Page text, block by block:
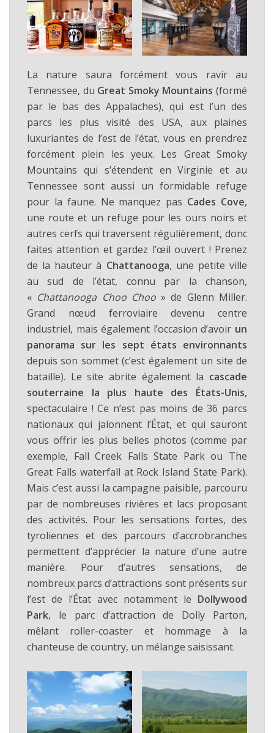
La nature saura forcément vous ravir au
Tennessee, du Great Smoky Mountains(formé
par le bas des Appalaches), qui est l’un des
parcs les plus visité des USA, aux plaines
luxuriantes de l’est de l’état, vous en prendrez
forcément plein les yeux. Les Great Smoky
Mountains qui s’étendent en Virginie et au
Tennessee sont aussi un formidable refuge
pour la faune. Ne manquez pas Cades Cove,
une route et un refuge pour les ours noirs et
autres cerfs qui traversent régulièrement, donc
faites attention et gardez l’œil ouvert ! Prenez
de la hauteur à Chattanooga, une petite ville
au sud de l’état, connu par la chanson,
« Chattanooga Choo Choo» de Glenn Miller.
Grand nœud ferroviaire devenu centre
industriel, mais également l’occasion d’avoir un
panorama sur les sept états environnants
depuis son sommet (c’est également un site de
bataille). Le site abrite également la cascade
souterraine la plus haute des États-Unis,
spectaculaire ! Ce n’est pas moins de 36 parcs
nationaux qui jalonnent l’État, et qui sauront
vous offrir les plus belles photos (comme par
exemple, Fall Creek Falls State Park ou The
Great Falls waterfall at Rock Island State Park).
Mais c’est aussi la campagne paisible, parcouru
par de nombreuses rivières et lacs proposant
des activités. Pour les sensations fortes, des
tyroliennes et des parcours d’accrobranches
permettent d’apprécier la nature d’une autre
manière. Pour d’autres sensations, de
nombreux parcs d’attractions sont présents sur
l’est de l’État avec notamment le Dollywood
Park, le parc d’attraction de Dolly Parton,
mêlant roller-coaster et hommage à la
chanteuse de country, un mélange saisissant.